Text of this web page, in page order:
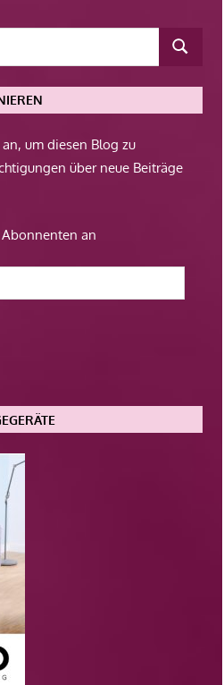
um diesen Blog zu
über neue Beiträge
an